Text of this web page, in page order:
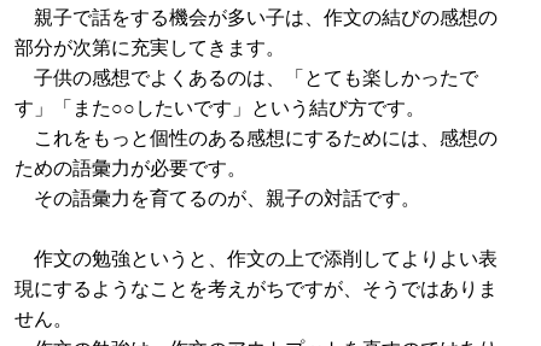
親子で話をする機会が多い子は、作文の結びの感想の
部分が次第に充実してきます。
子供の感想でよくあるのは、「とても楽しかったで
す」「また○○したいです」という結び方です。
これをもっと個性のある感想にするためには、感想の
ための語彙力が必要です。
その語彙力を育てるのが、親子の対話です。
作文の勉強というと、作文の上で添削してよりよい表
現にするようなことを考えがちですが、そうではありま
せん。